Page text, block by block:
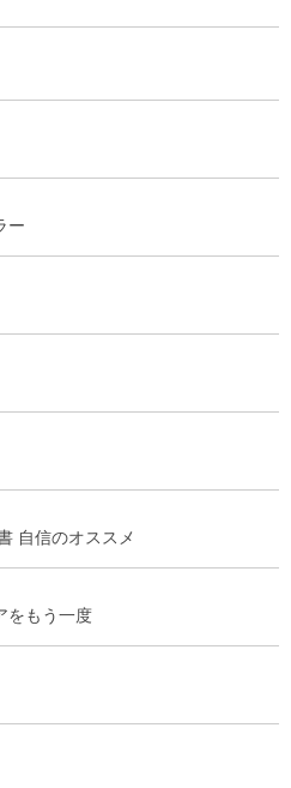
ー
自信のオススメ
をもう一度